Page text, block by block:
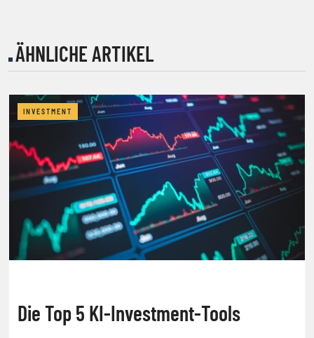
ÄHNLICHE ARTIKEL
INVESTMENT
Die Top 5 KI-Investment-Tools